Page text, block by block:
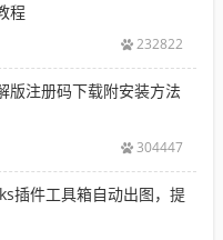
程
232822
版注册码下载附安装方法
304447
插件工具箱自动出图，提